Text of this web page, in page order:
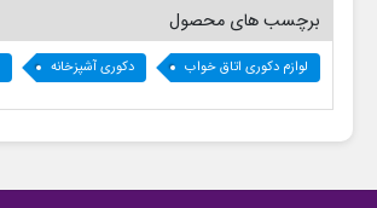
برچسب های محصول
لوازم دکوری اتاق خواب دکوری آشپزخانه